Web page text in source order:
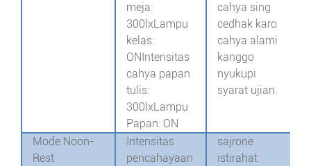
meja:
300lxLampu
kelas:
ON Intensitas
cahya papan
tulis:
300lxLampu
Papan: ON
cahya sing
cedhak karo
cahya alami
kanggo
nyukupi
syarat ujian.
Mode Noon-
Rest
Intensitas
pencahayaan
sajrone
istirahat